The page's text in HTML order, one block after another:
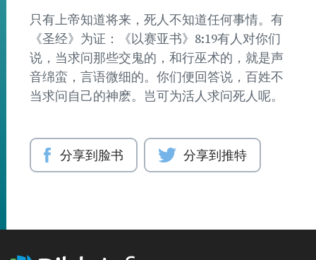
只有上帝知道将来，死人不知道任何事情。有
《圣经》为证：《以赛亚书》8:19有人对你们
说，当求问那些交鬼的，和行巫术的，就是声
音绵蛮，言语微细的。你们便回答说，百姓不
当求问自己的神麽。岂可为活人求问死人呢。
分享到脸书 分享到推特